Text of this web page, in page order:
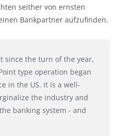
seither von ernsten
Bankpartner aufzufinden.
since the turn of the year,
type operation began
in the US. it is a well-
the industry and
banking system - and